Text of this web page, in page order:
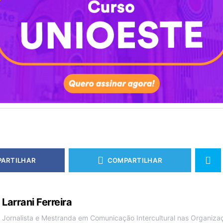
COMPARTILHAR
Larrani Ferreira
Jornalista e Mestranda em Comunicação Intercultural nas